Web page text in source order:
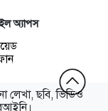
আলোচনা
জৈবিক উপাদান
সভা
অ্যাপস
ছবি, ভিডিও